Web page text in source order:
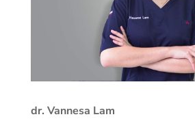
dr. Vannesa Lam